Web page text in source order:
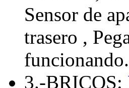
Sensor de
trasero ,
funcionando.
3.-BRICOS: